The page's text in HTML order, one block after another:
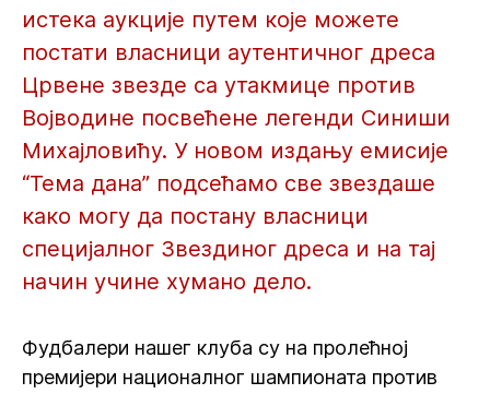
истека аукције путем које можете
постати власници аутентичног дреса
Црвене звезде са утакмице против
Војводине посвећене легенди Синиши
Михајловићу. У новом издању емисије
“Тема дана” подсећамо све звездаше
како могу да постану власници
специјалног Звездиног дреса и на тај
начин учине хумано дело.
Фудбалери нашег клуба су на пролећној
премијери националног шампионата против